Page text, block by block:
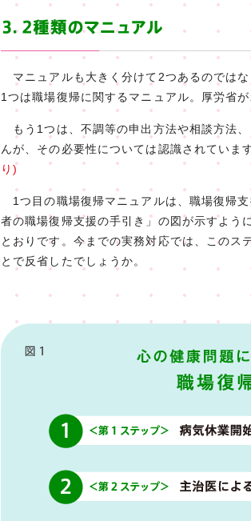
マニュアルも大きく分けて2つあるのでは
1つは職場復帰に関するマニュアル。厚労省
もう1つは、不調等の申出方法や相談方法
んが、その必要性については認識されていま
り)
1つ目の職場復帰マニュアルは、職場復帰
者の職場復帰支援の手引き」の図が示すよう
とおりです。今までの実務対応では、この
とで反省したでしょうか。